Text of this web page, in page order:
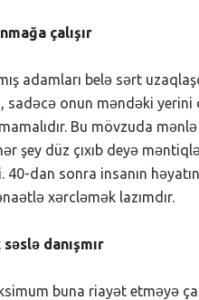
çalışır
adamları belə sərt
sadəcə onun məndəki
Bu mövzuda
şey düz çıxıb deyə
dan sonra insanın
xərcləmək lazımdır.
danışmır
buna riayət etməyə